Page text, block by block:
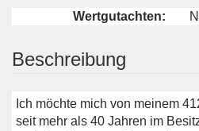
Wertgutachten:
Beschreibung
Ich möchte mich von meinem
seit mehr als 40 Jahren im